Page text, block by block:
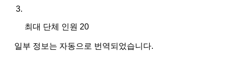
최대 단체 인원 20
일부 정보는 자동으로 번역되었습니다.